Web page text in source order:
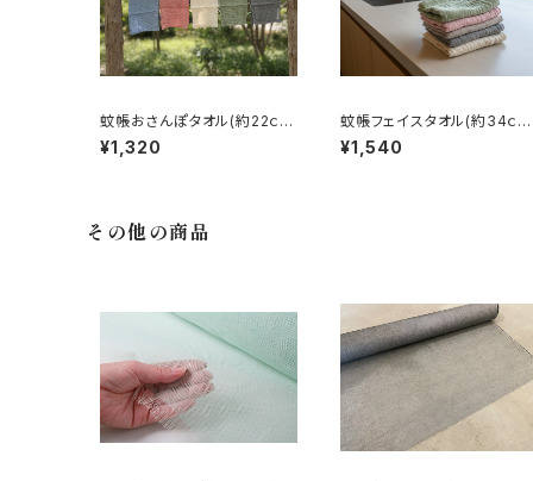
蚊帳おさんぽタオル(約22ｃｍ
×66ｃｍ）
¥1,320
蚊帳フェイスタオル(約34ｃ
×82ｃｍ）
¥1,540
その他の商品